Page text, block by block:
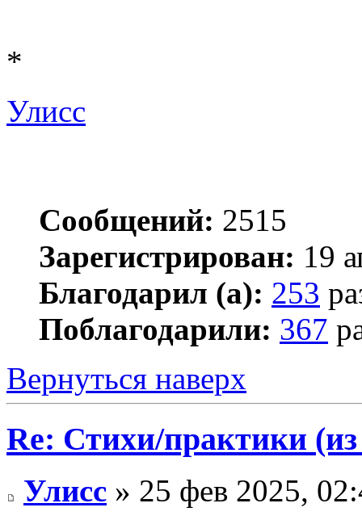
*
Улисс
Сообщений: 2515
Зарегистрирован: 19
Благодарил (а): 253
Поблагодарили: 367
Вернуться наверх
Re: Стихи/практики
Улисс » 25 фев 2025,